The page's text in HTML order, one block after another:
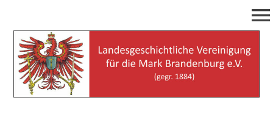
springen Landesgeschichtliche
Vereinigung für die Mark
Brandenburg e.V.
(gegr. 1884)
menu